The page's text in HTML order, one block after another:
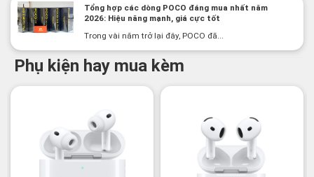
Tổng hợp các dòng POCO đáng mua nhất năm
2026: Hiệu năng mạnh, giá cực tốt
Trong vài năm trở lại đây, POCO đã...
Phụ kiện hay mua kèm